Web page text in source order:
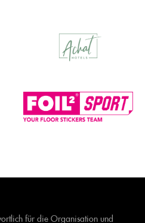
für die Organisation und